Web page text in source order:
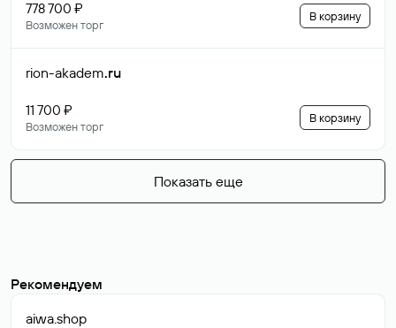
778 700 ₽
Возможен торг
В корзину
rion-akadem.ru
11 700 ₽
Возможен торг
В корзину
Показать еще
Рекомендуем
aiwa.shop